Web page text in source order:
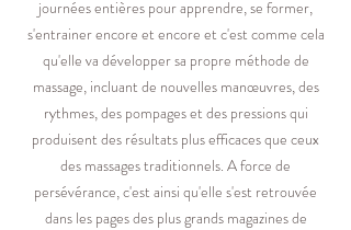
journées entières pour apprendre, se former,
s'entrainer encore et encore et c'est comme cela
qu'elle va développer sa propre méthode de
massage, incluant de nouvelles manœuvres, des
rythmes, des pompages et des pressions qui
produisent des résultats plus efficaces que ceux
des massages traditionnels. A force de
persévérance, c'est ainsi qu'elle s'est retrouvée
dans les pages des plus grands magazines de